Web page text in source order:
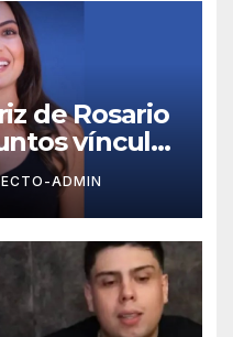
de Rosario
vínculos
fiscal
ADMIN